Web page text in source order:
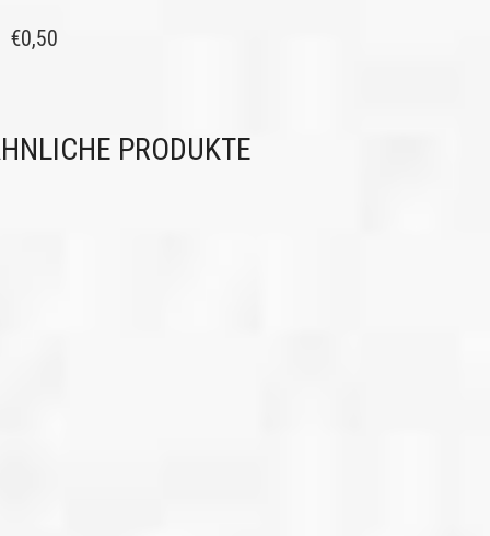
€0,50
PRODUKTE